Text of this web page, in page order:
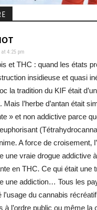
4:25 pm
et THC : quand les états
insidieuse et quasi
la tradition du KIF était
Mais l’herbe d’antan était
» et non addictive parce
A force de croisement,
une vraie drogue addictive
en THC. Ce qui était une
une addiction… Tous les
l’usage du cannabis
à l’ordre public ou même la